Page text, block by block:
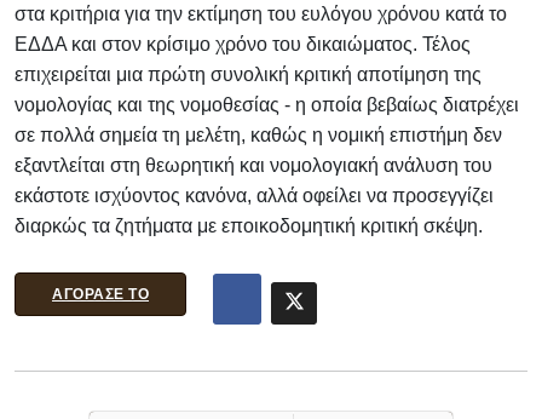
στα κριτήρια για την εκτίμηση του ευλόγου χρόνου κατά το
ΕΔΔΑ και στον κρίσιμο χρόνο του δικαιώματος. Τέλος
επιχειρείται μια πρώτη συνολική κριτική αποτίμηση της
νομολογίας και της νομοθεσίας - η οποία βεβαίως διατρέχει
σε πολλά σημεία τη μελέτη, καθώς η νομική επιστήμη δεν
εξαντλείται στη θεωρητική και νομολογιακή ανάλυση του
εκάστοτε ισχύοντος κανόνα, αλλά οφείλει να προσεγγίζει
διαρκώς τα ζητήματα με εποικοδομητική κριτική σκέψη.
ΑΓΟΡΑΣΕ ΤΟ